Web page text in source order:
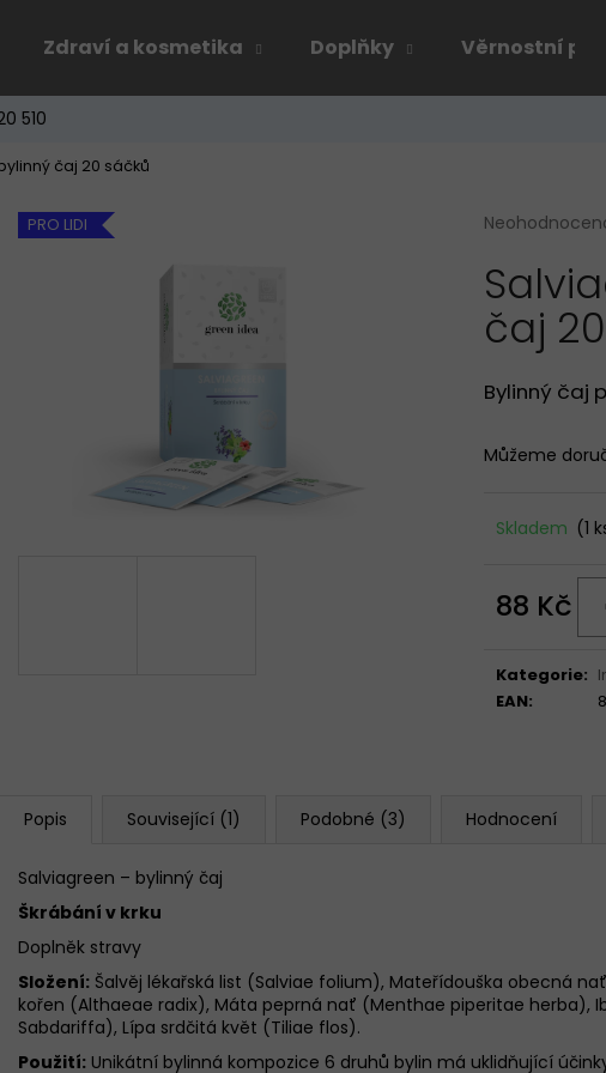
Zdraví a kosmetika Doplňky Věrnostní
510
čaj 20 sáčků
Průměrné
produktu
je
0,0
z
hvězdiček.
čaj
Bylinný čaj
Můžeme
Skladem (1
88 Kč
Kategorie:
EAN:
PRO LIDI
Popis Související (1) Podobné (3) Hodnocení
Salviagreen – bylinný čaj
Škrábání v krku
Doplněk stravy​
Složení: Šalvěj lékařská list (Salviae folium), Mateřídouška obecná
kořen (Althaeae radix), Máta peprná nať (Menthae piperitae herba),
Sabdariffa), Lípa srdčitá květ (Tiliae flos).
Použití: Unikátní bylinná kompozice 6 druhů bylin má uklidňující
Co potřebujete najít?
Doporučujeme
GELOREN ACTIVE